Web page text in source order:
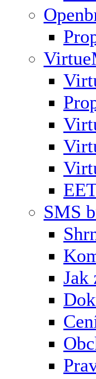
SMS
Jak